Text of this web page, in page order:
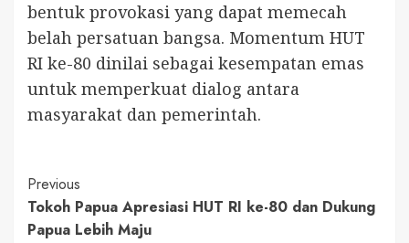
bentuk provokasi yang dapat memecah
belah persatuan bangsa. Momentum HUT
RI ke-80 dinilai sebagai kesempatan emas
untuk memperkuat dialog antara
masyarakat dan pemerintah.
Continue
Reading
Previous
Tokoh Papua Apresiasi HUT RI ke-80 dan Dukung
Papua Lebih Maju